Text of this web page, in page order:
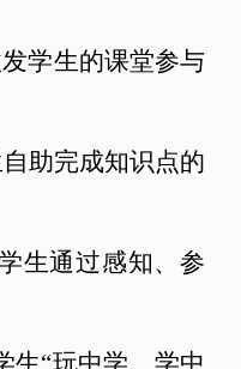
学生的课堂参与
助完成知识点的
生通过感知、参
生“玩中学、学中